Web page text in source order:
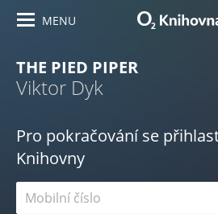
MENU
THE PIED PIPER
Viktor Dyk
Pro pokračování se
Knihovny